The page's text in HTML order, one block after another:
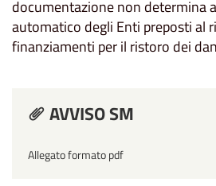
documentazione non determina
automatico degli Enti preposti al
finanziamenti per il ristoro dei
AVVISO SM
Allegato formato pdf